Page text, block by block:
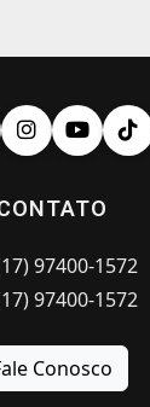
97400-1572
97400-1572
Conosco